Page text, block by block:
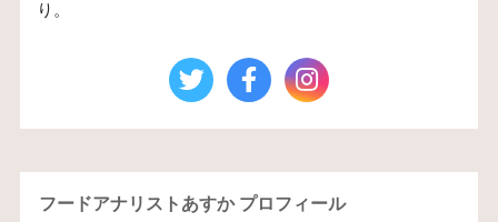
り。
フードアナリストあすか プロフィール